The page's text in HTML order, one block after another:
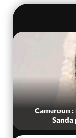
Cameroun :